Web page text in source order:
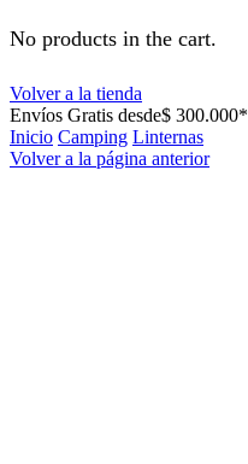
No products in the cart.
Volver a la tienda
Envíos Gratis desde$ 300.000*
Inicio Camping Linternas
Volver a la página anterior